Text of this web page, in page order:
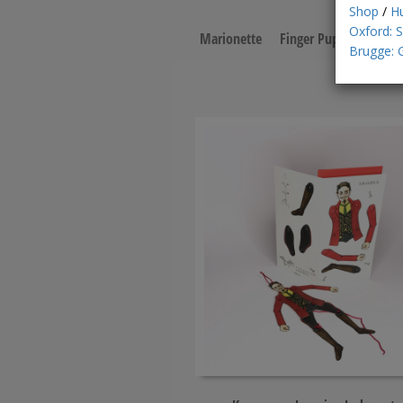
Marionette Finger Puppet
Shop /
Oxford:
Brugge: